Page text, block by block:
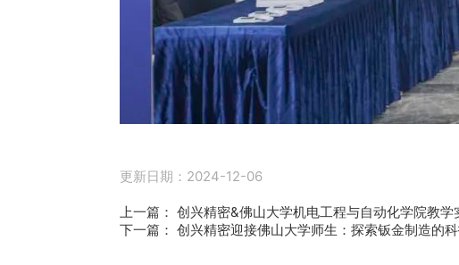
更新日期：2024-12-06
上一篇：创兴精密&佛山大学机电工程与自动化学院教
下一篇：创兴精密迎接佛山大学师生：探索钣金制造的